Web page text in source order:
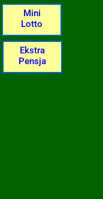
Mini
Lotto
Ekstra
Pensja